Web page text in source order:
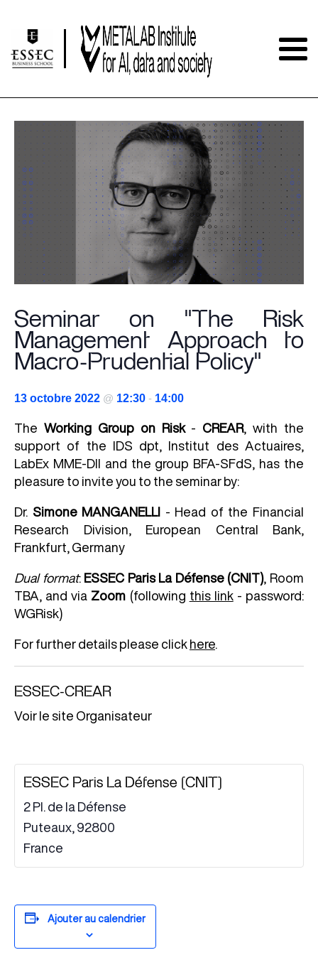
Seminar on "The Risk
Management Approach to
Macro-Prudential Policy"
13 octobre 2022 @ 12:30 - 14:00
The Working Group on Risk- CREAR, with the
support of the IDS dpt, Institut des Actuaires,
LabEx MME-DII and the group BFA-SFdS, has the
pleasure to invite you to the seminar by:
Dr. Simone MANGANELLI - Head of the Financial
Research Division, European Central Bank,
Frankfurt, Germany
Dual format: ESSEC Paris La Défense (CNIT), Room
TBA, and via Zoom (following this link- password:
WGRisk)
For further details please click here
ESSEC-CREAR
Voir le site Organisateur
ESSEC Paris La Défense (CNIT)
2 Pl. de la Défense
Puteaux 92800
France
Ajouter au calendrier